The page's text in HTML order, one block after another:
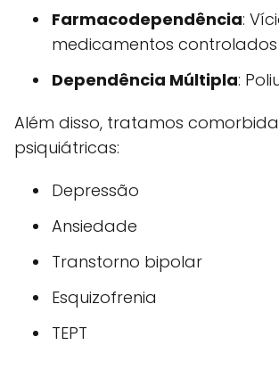
Farmacodependência:
medicamentos controlados
Dependência Múltipla:
Além disso, tratamos
psiquiátricas:
Depressão
Ansiedade
Transtorno bipolar
Esquizofrenia
TEPT